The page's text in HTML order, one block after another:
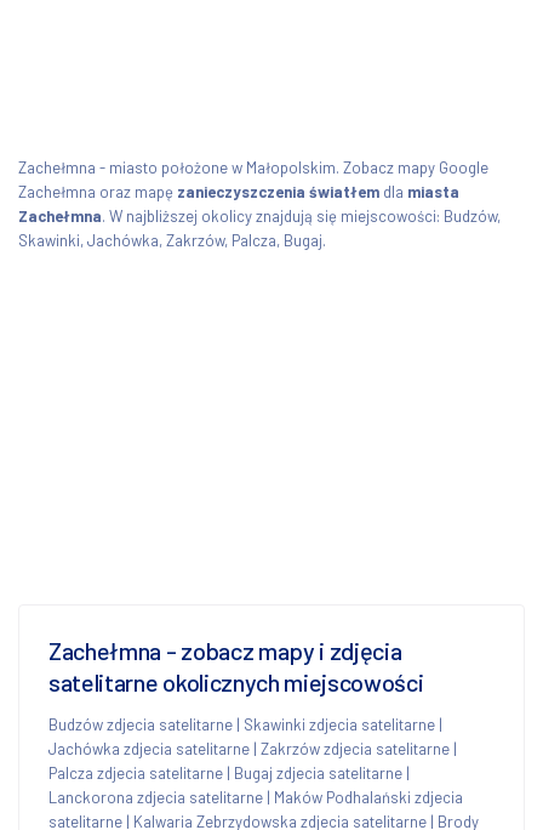
Zachełmna - miasto położone w Małopolskim. Zobacz mapy Google
Zachełmna oraz mapę zanieczyszczenia światłem dla miasta
Zachełmna. W najbliższej okolicy znajdują się miejscowości: Budzów,
Skawinki, Jachówka, Zakrzów, Palcza, Bugaj.
Zachełmna - zobacz mapy i zdjęcia
satelitarne okolicznych miejscowości
Budzów zdjecia satelitarne | Skawinki zdjecia satelitarne |
Jachówka zdjecia satelitarne | Zakrzów zdjecia satelitarne |
Palcza zdjecia satelitarne | Bugaj zdjecia satelitarne |
Lanckorona zdjecia satelitarne | Maków Podhalański zdjecia
satelitarne | Kalwaria Zebrzydowska zdjecia satelitarne | Brody